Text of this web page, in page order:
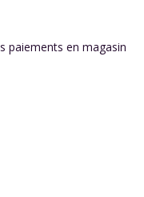
paiements en magasin